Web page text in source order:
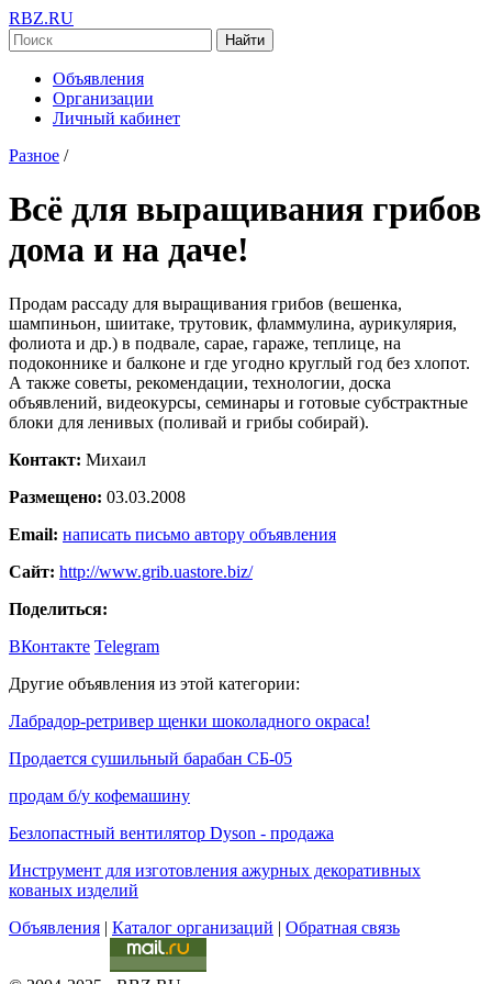
RBZ.RU
Найти
Объявления
Организации
Личный кабинет
Разное /
Всё для выращивания грибов
дома и на даче!
Продам рассаду для выращивания грибов (вешенка,
шампиньон, шиитаке, трутовик, фламмулина, аурикулярия,
фолиота и др.) в подвале, сарае, гараже, теплице, на
подоконнике и балконе и где угодно круглый год без хлопот.
А также советы, рекомендации, технологии, доска
объявлений, видеокурсы, семинары и готовые субстрактные
блоки для ленивых (поливай и грибы собирай).
Контакт: Михаил
Размещено: 03.03.2008
Email: написать письмо автору объявления
Сайт: http://www.grib.uastore.biz/
Поделиться:
ВКонтакте Telegram
Другие объявления из этой категории:
Лабрадор-ретривер щенки шоколадного окраса!
Продается сушильный барабан СБ-05
продам б/у кофемашину
Безлопастный вентилятор Dyson - продажа
Инструмент для изготовления ажурных декоративных
кованых изделий
Объявления | Каталог организаций | Обратная связь